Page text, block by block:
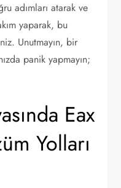
adımları atarak ve
yaparak, bu
Unutmayın, bir
panik yapmayın;
Eax
Yolları